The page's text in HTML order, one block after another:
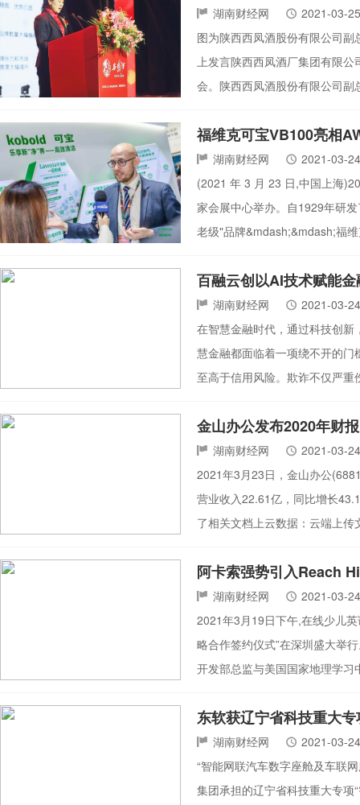
湖南财经网
2021-03-25
图为陕西西凤酒股份有限公司
上发言陕西西凤酒厂集团有限
会。陕西西凤酒股份有限公司
福维克可宝VB100亮相
湖南财经网
2021-03-24
(2021 年 3 月 23 日,中国上海
家会展中心举办。自1929年研
老级"品牌&mdash;&mdash;福
百融云创以AI技术赋能
湖南财经网
2021-03-24
在智慧金融时代，通过科技创
慧金融都面临着一项绕不开的
至高于信用风险。欺诈不仅严
金山办公发布2020年财
湖南财经网
2021-03-24
2021年3月23日，金山办公
营业收入22.61亿，同比增长
了相关文档上云数据：云端上
阿卡索强势引入Reach
湖南财经网
2021-03-24
2021年3月19日下午,在线少儿
略合作签约仪式”在深圳盛大举
开发部总监与美国国家地理学
东软获辽宁省科技重大专
湖南财经网
2021-03-24
“智能网联汽车数字座舱及车联
集团承担的辽宁省科技重大专项